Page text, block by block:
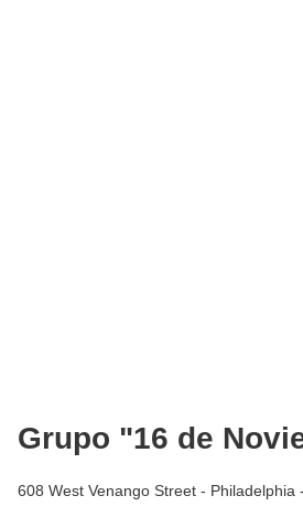
Grupo "16 de
608 West Venango Street - Philadelphia